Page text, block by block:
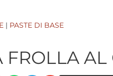
| PASTE DI BASE
FROLLA AL